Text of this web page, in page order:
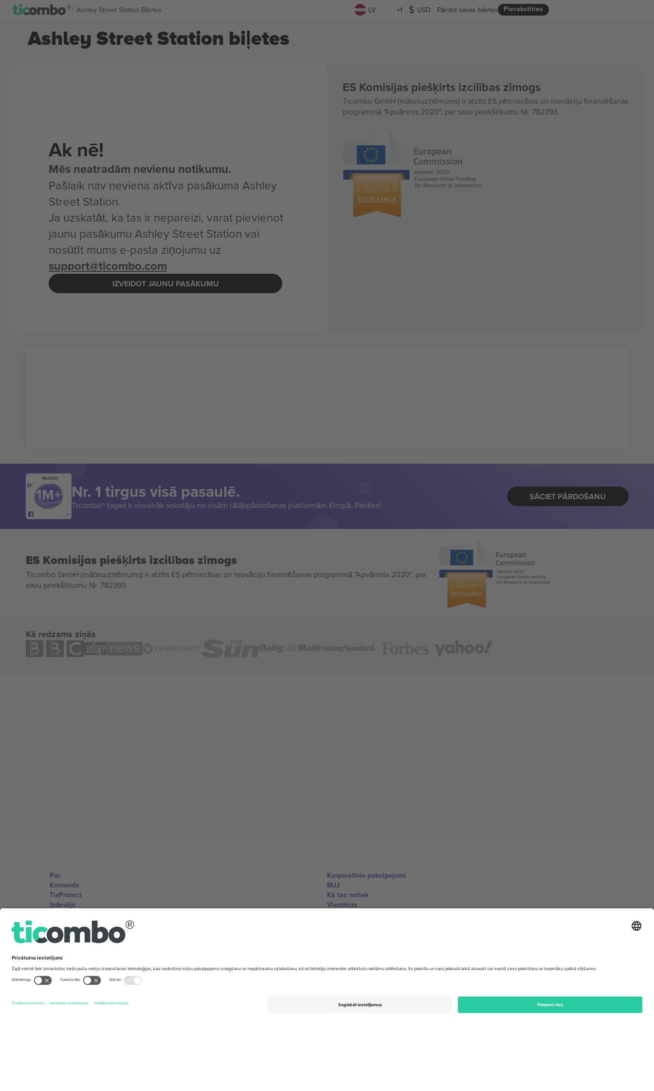
Ashley Street Station Biļetes LV +1 USD Pierakstīties
Pārdot savas biļetes
Ashley Street Station biļetes
Ak nē!
Mēs neatradām nevienu notikumu.
Pašlaik nav neviena aktīva pasākuma Ashley
Street Station.
Ja uzskatāt, ka tas ir nepareizi, varat pievienot
jaunu pasākumu Ashley Street Station vai
nosūtīt mums e-pasta ziņojumu uz
support@ticombo.com
IZVEIDOT JAUNU PASĀKUMU
ES Komisijas piešķirts izcilības zīmogs
Ticombo GmbH (mātesuzņēmums) ir atzīts ES pētniecības un inovāciju finansēšanas
programmā "Apvārsnis 2020", par savu priekšlikumu Nr. 782393.
PALDIES!
Nr. 1 tirgus visā pasaulē.
Ticombo® tagad ir visvairāk sekotāju no visām tālākpārdošanas platformām Eiropā. Paldies!
SĀCIET PĀRDOŠANU
ES Komisijas piešķirts izcilības zīmogs
Ticombo GmbH (mātesuzņēmums) ir atzīts ES pētniecības un inovāciju finansēšanas programmā "Apvārsnis 2020", par
savu priekšlikumu Nr. 782393.
Kā redzams ziņās
Par
Komanda
TixProtect
Izdevējs
Partneru programma
Korporatīvie pakalpojumi
BUJ
Kā tas notiek
Viesnīcas